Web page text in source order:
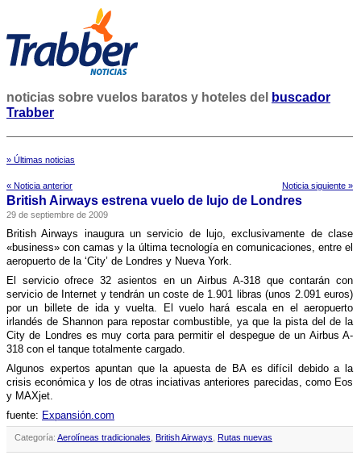
noticias sobre vuelos baratos y hoteles del
buscador
Trabber
» Últimas noticias
« Noticia anterior Noticia siguiente »
British Airways estrena vuelo de lujo de Londres
29 de septiembre de 2009
British Airways inaugura un servicio de lujo, exclusivamente de clase
«business» con camas y la última tecnologí­a en comunicaciones, entre el
aeropuerto de la ‘City’ de Londres y Nueva York.
El servicio ofrece 32 asientos en un Airbus A-318 que contarán con
servicio de Internet y tendrán un coste de 1.901 libras (unos 2.091 euros)
por un billete de ida y vuelta. El vuelo hará escala en el aeropuerto
irlandés de Shannon para repostar combustible, ya que la pista del de la
City de Londres es muy corta para permitir el despegue de un Airbus A-
318 con el tanque totalmente cargado.
Algunos expertos apuntan que la apuesta de BA es difí­cil debido a la
crisis económica y los de otras inciativas anteriores parecidas, como Eos
y MAXjet.
fuente: Expansión.com
Categoría: Aerolíneas tradicionales British Airways Rutas nuevas